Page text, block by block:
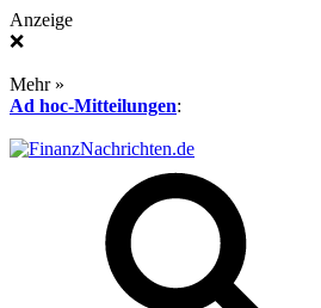
Anzeige
❌
Mehr »
Ad hoc-Mitteilungen: